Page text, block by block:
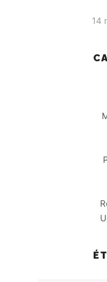
14